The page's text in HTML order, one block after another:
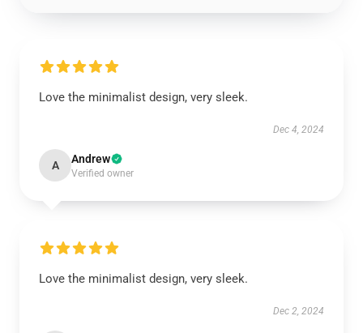
Love the minimalist design, very sleek.
Dec 4, 2024
A Andrew
Verified owner
Love the minimalist design, very sleek.
Dec 2, 2024